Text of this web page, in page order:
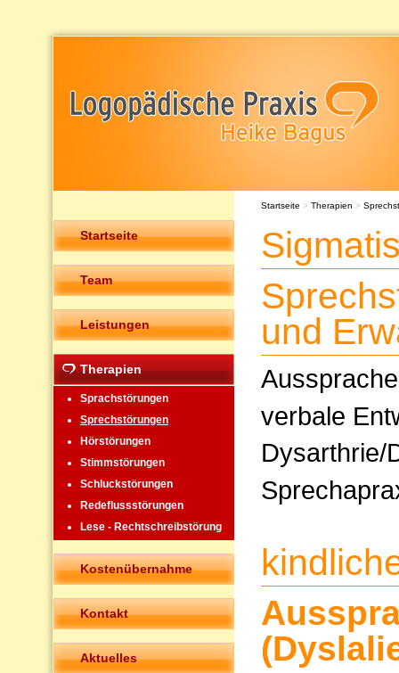
Startseite
Team
Leistungen
Therapien
Sprachstörungen
Sprechstörungen
Hörstörungen
Stimmstörungen
Schluckstörungen
Redeflussstörungen
Lese - Rechtschreibstörung
Kostenübernahme
Kontakt
Aktuelles
Startseite > Therapien >
und
verbale
Dysarthrie/